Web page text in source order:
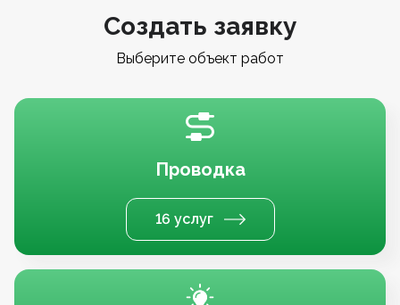
Создать заявку
Выберите объект работ
Проводка
16 услуг